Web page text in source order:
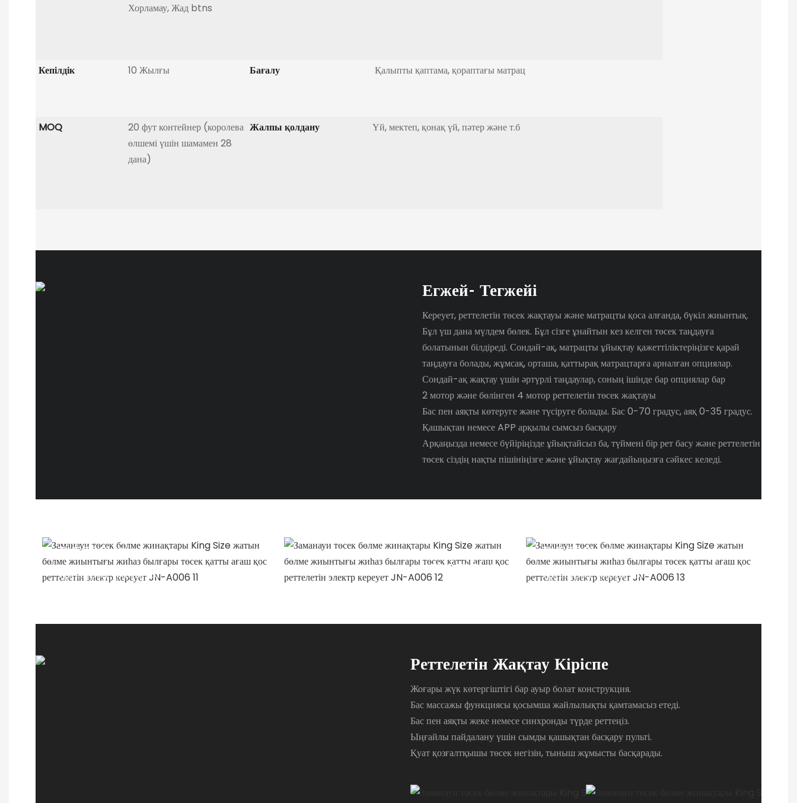
Хорламау, Жад btns
Кепілдік 10 Жылғы Бағалу Қалыпты қаптама, қораптағы матрац
MOQ
20 фут контейнер (королева
өлшемі үшін шамамен 28
дана)
Жалпы қолдану Үй, мектеп, қонақ үй, пәтер және т.б
Егжей- Тегжейі
Кереует, реттелетін төсек жақтауы және матрацты қоса алғанда, бүкіл жиынтық.
Бұл үш дана мүлдем бөлек. Бұл сізге ұнайтын кез келген төсек таңдауға
болатынын білдіреді. Сондай-ақ, матрацты ұйықтау қажеттіліктеріңізге қарай
таңдауға болады, жұмсақ, орташа, қаттырақ матрацтарға арналған опциялар.
Сондай-ақ жақтау үшін әртүрлі таңдаулар, соның ішінде бар опциялар бар
2 мотор және бөлінген 4 мотор реттелетін төсек жақтауы
Бас пен аяқты көтеруге және түсіруге болады. Бас 0-70 градус, аяқ 0-35 градус.
Қашықтан немесе APP арқылы сымсыз басқару
Арқаңызда немесе бүйіріңізде ұйықтайсыз ба, түймені бір рет басу және реттелетін
төсек сіздің нақты пішініңізге және ұйықтау жағдайыңызға сәйкес келеді.
TIME TO PLAY
Қатынау уақыты TIME TO PLAY
TIME TO PLAY
Қатынау уақыты
Реттелетін Жақтау Кіріспе
Жоғары жүк көтергіштігі бар ауыр болат конструкция.
Бас массажы функциясы қосымша жайлылықты қамтамасыз етеді.
Бас пен аяқты жеке немесе синхронды түрде реттеңіз.
Ыңғайлы пайдалану үшін сымды қашықтан басқару пульті.
Қуат қозғалтқышы төсек негізін, тыныш жұмысты басқарады.